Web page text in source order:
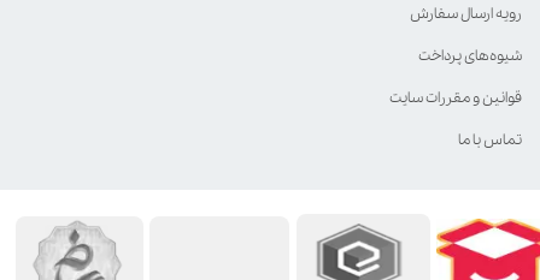
رویه ارسال سفارش
شیوه‌های پرداخت
قوانین و مقررات سایت
تماس با ما